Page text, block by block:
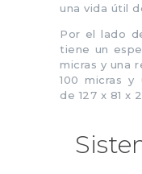
una vida útil
Por el lado
tiene un
micras y una
100 micras y
de 127 x 81 x